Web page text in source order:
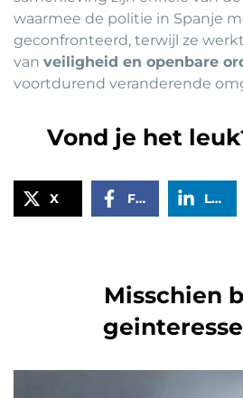
waarmee de politie in Spanje
geconfronteerd, terwijl ze
van veiligheid en openbare
voortdurend veranderende
Vond je het
X Facebook LinkedIn
Misschien